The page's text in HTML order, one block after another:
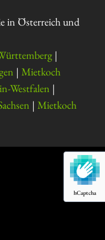
hCaptcha
in Österreich und
|
| Mietkoch
Westfalen |
| Mietkoch